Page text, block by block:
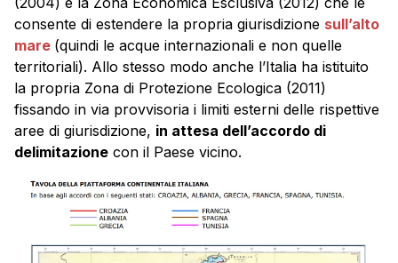
consente di estendere la propria giurisdizione sull’alto
mare (quindi le acque internazionali e non quelle
territoriali). Allo stesso modo anche l’Italia ha istituito
la propria Zona di Protezione Ecologica (2011)
fissando in via provvisoria i limiti esterni delle rispettive
aree di giurisdizione, in attesa dell’accordo di
delimitazione con il Paese vicino.